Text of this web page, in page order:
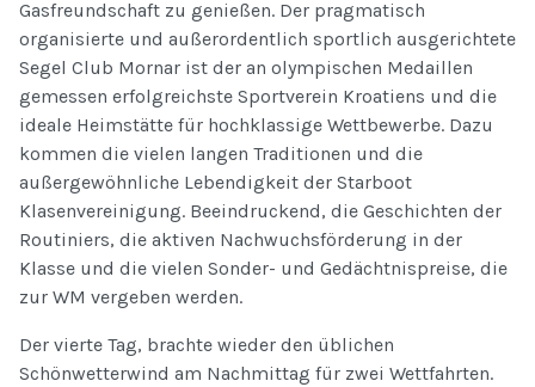
Gasfreundschaft zu genießen. Der pragmatisch
organisierte und außerordentlich sportlich ausgerichtete
Segel Club Mornar ist der an olympischen Medaillen
gemessen erfolgreichste Sportverein Kroatiens und die
ideale Heimstätte für hochklassige Wettbewerbe. Dazu
kommen die vielen langen Traditionen und die
außergewöhnliche Lebendigkeit der Starboot
Klasenvereinigung. Beeindruckend, die Geschichten der
Routiniers, die aktiven Nachwuchsförderung in der
Klasse und die vielen Sonder- und Gedächtnispreise, die
zur WM vergeben werden.
Der vierte Tag, brachte wieder den üblichen
Schönwetterwind am Nachmittag für zwei Wettfahrten.